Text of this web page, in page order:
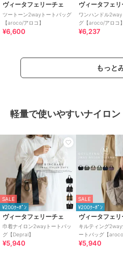
ヴィータフェリーチェ
ツートーン2wayトートバッグ
【aroco/アロコ】
¥6,600
ヴィータフェリ
ワンハンドル2way
グ【aroco/アロコ】
¥6,237
もっと
軽量で使いやすいナイロ
SALE
¥200ｸｰﾎﾟﾝ
ヴィータフェリーチェ
巾着ナイロン2wayトートバッ
グ【Depral】
¥5,940
SALE
¥200ｸｰﾎﾟﾝ
ヴィータフェリ
キルティング2way
ートバッグ【
¥5,940